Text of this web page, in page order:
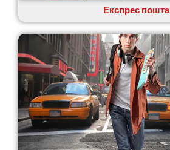
Експрес пошта